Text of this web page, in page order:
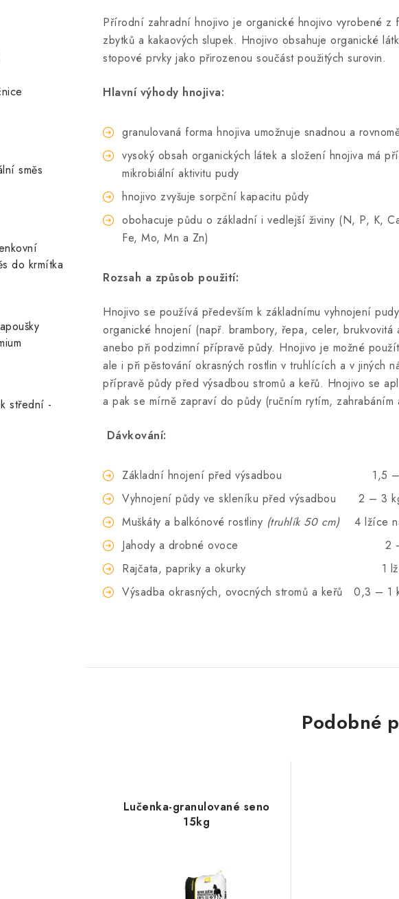
směs
do krmítka
střední -
Přírodní zahradní hnojivo je organické hnojivo vyrobené z
zbytků a kakaových slupek. Hnojivo obsahuje organické
stopové prvky jako přirozenou součást použitých surovin.
Hlavní výhody hnojiva:
granulovaná forma hnojiva umožnuje snadnou a
vysoký obsah organických látek a složení hnojiva má
mikrobiální aktivitu pudy
hnojivo zvyšuje sorpční kapacitu půdy
obohacuje půdu o základní i vedlejší živiny (N, P, K,
Fe, Mo, Mn a Zn)
Rozsah a způsob použití:
Hnojivo se používá především k základnímu vyhnojení
organické hnojení (např. brambory, řepa, celer,
anebo při podzimní přípravě půdy. Hnojivo je možné
ale i při pěstování okrasných rostlin v truhlících a v jiných
přípravě půdy před výsadbou stromů a keřů. Hnojivo se
a pak se mírně zapraví do půdy (ručním rytím,
Dávkování:
Základní hnojení před výsadbou 1,5 – 3
Vyhnojení půdy ve skleníku před výsadbou 2 – 3
Muškáty a balkónové rostliny (truhlík 50 cm) 4 lžíce
Jahody a drobné ovoce 2 – 3 kg
Rajčata, papriky a okurky 1 lžíce
Výsadba okrasných, ovocných stromů a keřů 0,3 – 1
Podobné
Lučenka-granulované seno
15kg